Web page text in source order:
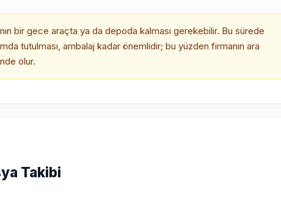
bir gece araçta ya da depoda kalması gerekebilir. Bu sürede
tutulması, ambalaj kadar önemlidir; bu yüzden firmanın ara
olur.
Takibi